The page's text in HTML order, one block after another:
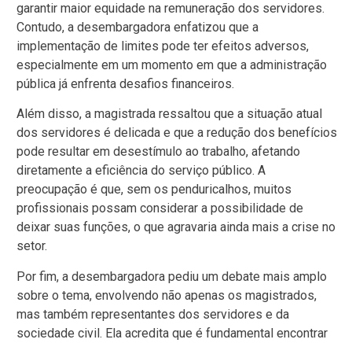
garantir maior equidade na remuneração dos servidores.
Contudo, a desembargadora enfatizou que a
implementação de limites pode ter efeitos adversos,
especialmente em um momento em que a administração
pública já enfrenta desafios financeiros.
Além disso, a magistrada ressaltou que a situação atual
dos servidores é delicada e que a redução dos benefícios
pode resultar em desestímulo ao trabalho, afetando
diretamente a eficiência do serviço público. A
preocupação é que, sem os penduricalhos, muitos
profissionais possam considerar a possibilidade de
deixar suas funções, o que agravaria ainda mais a crise no
setor.
Por fim, a desembargadora pediu um debate mais amplo
sobre o tema, envolvendo não apenas os magistrados,
mas também representantes dos servidores e da
sociedade civil. Ela acredita que é fundamental encontrar